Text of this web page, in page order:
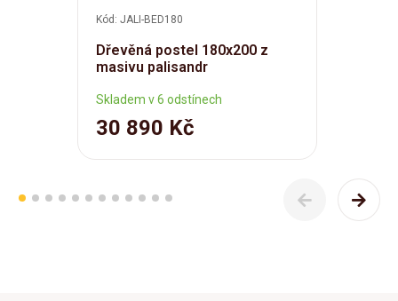
Kód: JALI-BED180
Dřevěná postel 180x200 z
masivu palisandr
Skladem v 6 odstínech
30 890 Kč